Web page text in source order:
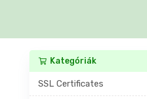
Kategóriák
SSL Certificates